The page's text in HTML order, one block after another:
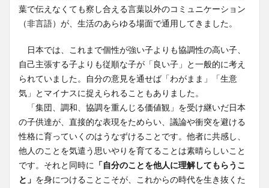
葉で伝えなくても察し合える言葉以外のコミュニケーション
（非言語）が、生活のあらゆる場面で通用してきました。
日本では、これまで個性が強い子よりも協調性の高い子、
自己主張する子よりも従順な子が「良い子」と一般的に考え
られていました。自分の意見を通せば「わがまま」「生意
気」とマイナスに捉えられることもありました。
「集団、調和、協調を重んじる価値観」を受け継いだ日本
の子供達が、直接的な表現をためらい、議論や衝突を避ける
性格に育っていくのはうなずけることです。他者に共感し、
他人のことを気遣う思いやりを育てることは素晴らしいこと
です。それと同時に 「自分のことを他人に理解してもらうこ
と」 を身につけることこそが、これからの時代を生き抜くた